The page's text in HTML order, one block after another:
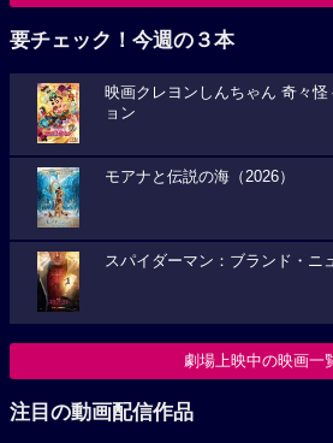
要チェック！今週の３本
映画クレヨンしんちゃん 奇々
ョン
モアナと伝説の海（2026）
スパイダーマン：ブランド・ニ
劇場上映中の映画一
注目の動画配信作品